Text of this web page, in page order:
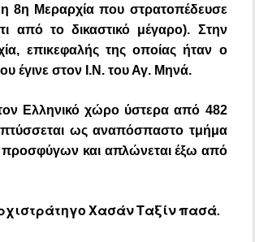
8η Μεραρχία που στρατοπέδευσε
από το δικαστικό μέγαρο). Στην
επικεφαλής της οποίας ήταν ο
έγινε στον Ι.Ν. του Αγ. Μηνά.
Ελληνικό χώρο ύστερα από 482
ως αναπόσπαστο τμήμα
προσφύγων και απλώνεται έξω από
Χασάν Ταξίν πασά.